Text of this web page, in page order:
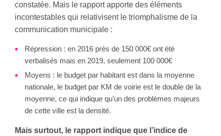
constatée. Mais le rapport apporte des éléments
incontestables qui relativisent le triomphalisme de la
communication municipale :
Répression : en 2016 près de 150 000€ ont été
verbalisés mais en 2019, seulement 100 000€
Moyens : le budget par habitant est dans la moyenne
nationale, le budget par KM de voirie est le double de la
moyenne, ce qui indique qu’un des problèmes majeurs
de cette ville est la densité.
Mais surtout, le rapport indique que l’indice de